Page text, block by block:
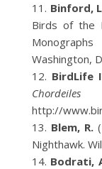
Binford,
Birds of the
Washington,
BirdLife
http://
Blem, R.
Nighthawk.
Bodrati,